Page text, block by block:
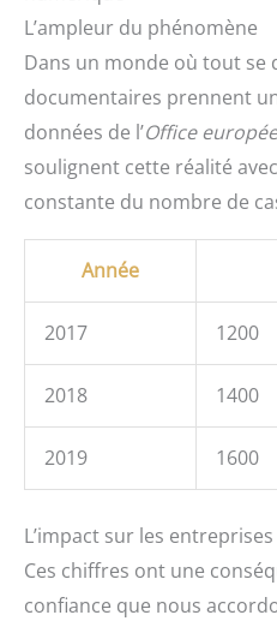
L’ampleur du phénomène
Dans un monde où tout se
documentaires prennent
données de l’Office
soulignent cette réalité
constante du nombre de
Année
2017 1200
2018 1400
2019 1600
L’impact sur les
Ces chiffres ont une
confiance que nous